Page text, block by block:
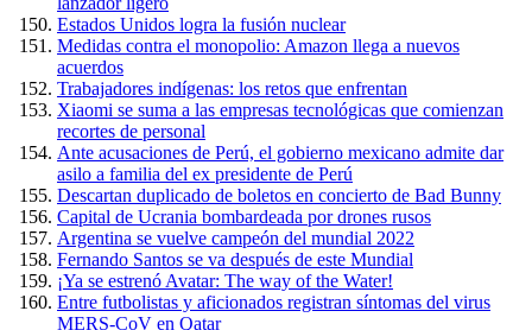
Estados Unidos logra la fusión nuclear
Medidas contra el monopolio: Amazon llega a nuevos
acuerdos
Trabajadores indígenas: los retos que enfrentan
Xiaomi se suma a las empresas tecnológicas que comienzan
recortes de personal
Ante acusaciones de Perú, el gobierno mexicano admite dar
asilo a familia del ex presidente de Perú
Descartan duplicado de boletos en concierto de Bad Bunny
Capital de Ucrania bombardeada por drones rusos
Argentina se vuelve campeón del mundial 2022
Fernando Santos se va después de este Mundial
¡Ya se estrenó Avatar: The way of the Water!
Entre futbolistas y aficionados registran síntomas del virus
MERS-CoV en Qatar